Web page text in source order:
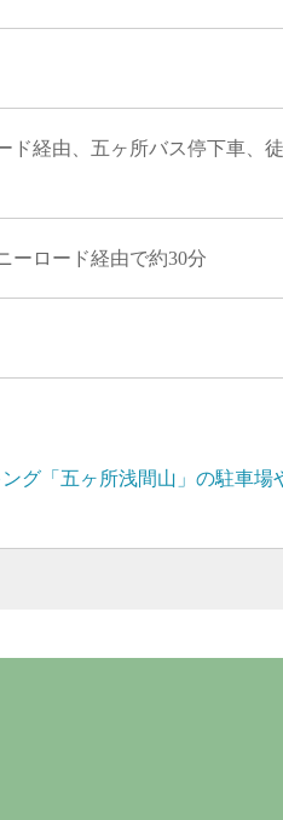
ド経由、五ヶ所バス停下車、
ーロード経由で約30分
グ「五ヶ所浅間山」の駐車場